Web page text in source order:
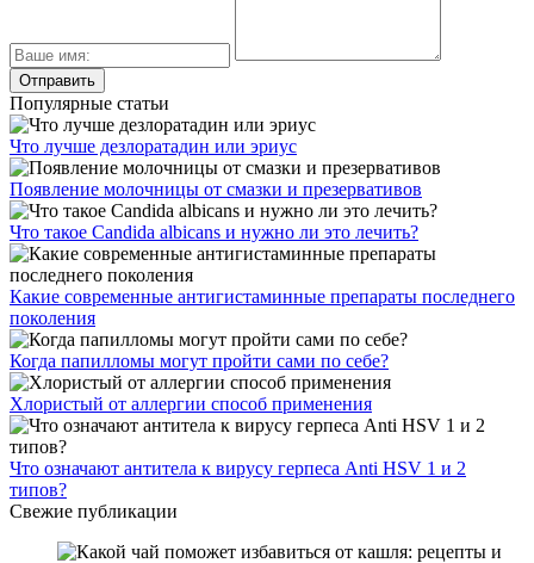
Популярные статьи
Что лучше дезлоратадин или эриус
Появление молочницы от смазки и презервативов
Что такое Candida albicans и нужно ли это лечить?
Какие современные антигистаминные препараты последнего
поколения
Когда папилломы могут пройти сами по себе?
Хлористый от аллергии способ применения
Что означают антитела к вирусу герпеса Anti HSV 1 и 2
типов?
Свежие публикации